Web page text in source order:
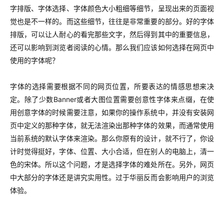
字排版、字体选择、字体颜色大小粗细等细节，呈现出来的页面视
觉也是不一样的。而这些细节，往往是非常重要的部分。好的字体
排版，可以让人耐心的看完那些文字，然后得到其中的重要信息，
还可以影响到浏览者阅读的心情。那么我们应该如何选择在网页中
使用的字体呢？
字体的选择需要根据不同的网页位置，所要表达的情感思想来决
定。除了少数Banner或者大图位置需要创意性字体来点缀，在使
用创意字体的时候需要注意，如果你的操作系统中，并没有安装网
页中定义的那种字体，就无法渲染出那种字体的效果，而通常使用
当前系统的默认字体来渲染。那么你原有的设计，就不行了，你设
计时觉得挺好，字体、位置、大小合适，但在别人的电脑上，清一
色的宋体。所以这个问题，才是选择字体的难处所在。另外，网页
中大部分的字体还是讲究实用性。过于华丽反而会影响用户的浏览
体验。